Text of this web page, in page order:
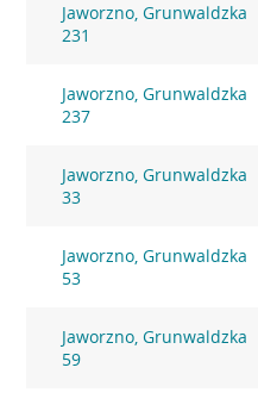
Jaworzno, Grunwaldzka
231
Jaworzno, Grunwaldzka
237
Jaworzno, Grunwaldzka
33
Jaworzno, Grunwaldzka
53
Jaworzno, Grunwaldzka
59